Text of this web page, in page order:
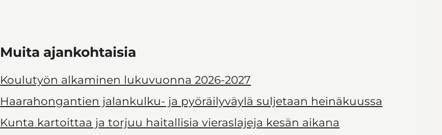
Muita ajankohtaisia
Koulutyön alkaminen lukuvuonna 2026-2027
Haarahongantien jalankulku- ja pyöräilyväylä suljetaan heinäkuussa
Kunta kartoittaa ja torjuu haitallisia vieraslajeja kesän aikana